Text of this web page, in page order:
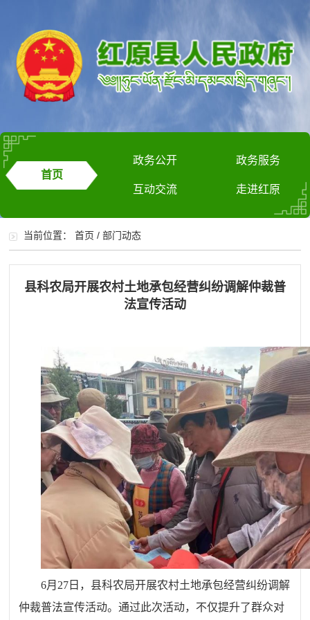
首页
政务公开 政务服务
互动交流 走进红原
当前位置：首页 /部门动态
县科农局开展农村土地承包经营纠纷调解仲裁普
法宣传活动
6月27日，县科农局开展农村土地承包经营纠纷调解
仲裁普法宣传活动。通过此次活动，不仅提升了群众对